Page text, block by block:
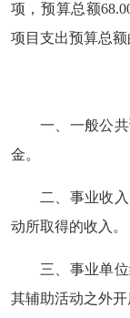
项，预算总额
项目支出预算总额
一、一般公
金。
二、事业收
动所取得的收入。
三、事业单
其辅助活动之外